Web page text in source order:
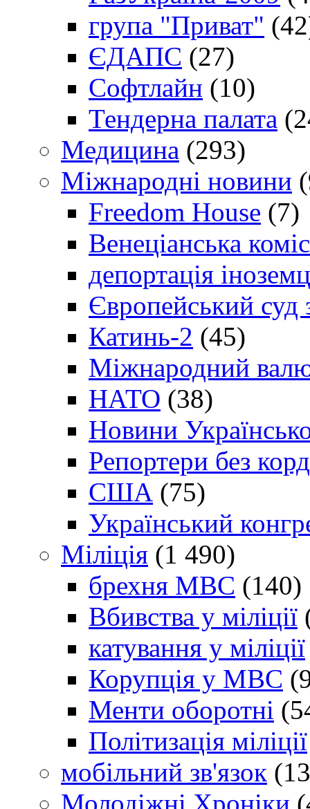
група "Приват"
ЄДАПС (27)
Софтлайн (10)
Тендерна палата
Медицина (293)
Міжнародні новини
Freedom House (7)
Венеціанська
депортація
Європейський
Катинь-2 (45)
Міжнародний
НАТО (38)
Новини
Репортери без
США (75)
Український
Міліція (1 490)
брехня МВС (140)
Вбивства у міліції
катування у міліції
Корупція у МВС
Менти оборотні
Політизація міліції
мобільний зв'язок
Молодіжні Хроніки